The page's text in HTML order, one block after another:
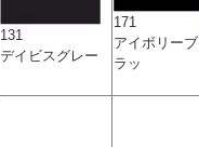
131
デイビスグレー
171
アイボリーブ
ラッ